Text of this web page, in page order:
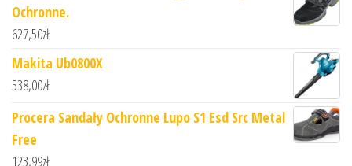
Ochronne.
627,50zł
Makita Ub0800X
538,00zł
Procera Sandały Ochronne Lupo S1 Esd Src Metal
Free
123,99zł